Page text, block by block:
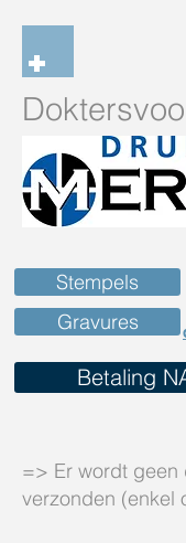
Dokters
Stempels
Gravures
Betaling
=> Er wordt geen
verzonden (enkel